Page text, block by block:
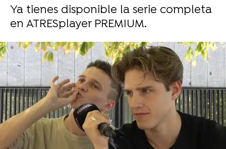
Ya tienes disponible la serie completa
en ATRESplayer PREMIUM.
atresplayer
Madrid
Publicado: 17 de octubre de 2022, 11:29